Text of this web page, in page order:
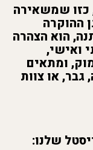
שמשאירה
ההוקרה
הוא הצהרה
ואישי,
ומתאים
או צוות
שלנו: